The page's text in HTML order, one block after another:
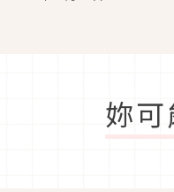
資生堂、KATE 橫掃台日
妳